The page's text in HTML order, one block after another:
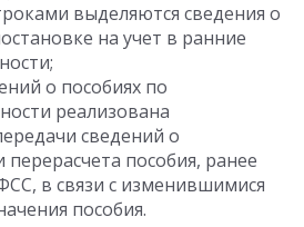
выделяются сведения о
на учет в ранние
о пособиях по
реализована
сведений о
пособия, ранее
в связи с изменившимися
пособия.